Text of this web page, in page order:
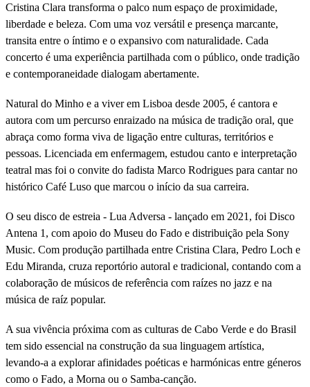
Cristina Clara transforma o palco num espaço de proximidade,
liberdade e beleza. Com uma voz versátil e presença marcante,
transita entre o íntimo e o expansivo com naturalidade. Cada
concerto é uma experiência partilhada com o público, onde tradição
e contemporaneidade dialogam abertamente.
Natural do Minho e a viver em Lisboa desde 2005, é cantora e
autora com um percurso enraizado na música de tradição oral, que
abraça como forma viva de ligação entre culturas, territórios e
pessoas. Licenciada em enfermagem, estudou canto e interpretação
teatral mas foi o convite do fadista Marco Rodrigues para cantar no
histórico Café Luso que marcou o início da sua carreira.
O seu disco de estreia - Lua Adversa - lançado em 2021, foi Disco
Antena 1, com apoio do Museu do Fado e distribuição pela Sony
Music. Com produção partilhada entre Cristina Clara, Pedro Loch e
Edu Miranda, cruza reportório autoral e tradicional, contando com a
colaboração de músicos de referência com raízes no jazz e na
música de raíz popular.
A sua vivência próxima com as culturas de Cabo Verde e do Brasil
tem sido essencial na construção da sua linguagem artística,
levando-a a explorar afinidades poéticas e harmónicas entre géneros
como o Fado, a Morna ou o Samba-canção.